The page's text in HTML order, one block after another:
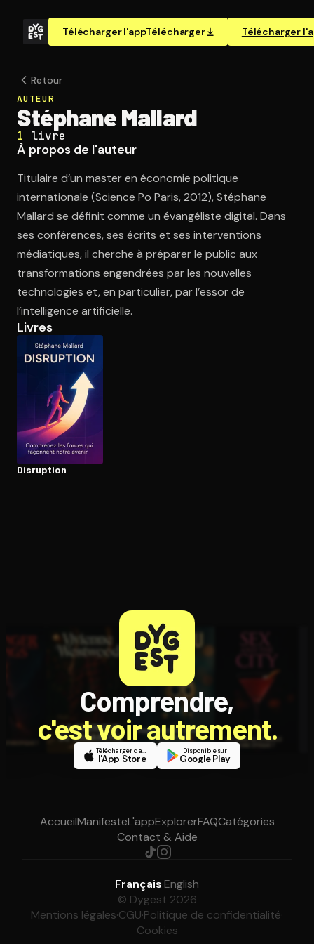
Télécharger l'appTélécharger Télécharger
Ouvre l'app Appareil photo, pointe sur le code. C'est gratuit à
Retour
AUTEUR
Stéphane Mallard
1 livre
À propos de l'auteur
Titulaire d’un master en économie politique
internationale (Science Po Paris, 2012), Stéphane
Mallard se définit comme un évangéliste digital. Dans
ses conférences, ses écrits et ses interventions
médiatiques, il cherche à préparer le public aux
transformations engendrées par les nouvelles
technologies et, en particulier, par l’essor de
l’intelligence artificielle.
Livres
Disruption
Comprendre,
c'est voir autrement.
Télécharger dans
l'App Store
Disponible sur
Google Play
AccueilManifesteL'appExplorerFAQCatégories
Contact & Aide
Français·English
© Dygest 2026
Mentions légales·CGU·Politique de confidentialité·
Cookies